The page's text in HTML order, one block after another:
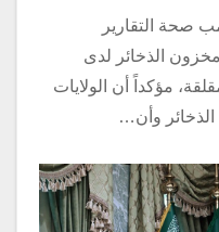
صحة التقارير
الذخائر لدى
مؤكداً أن الولايات
الذخائر وأن…